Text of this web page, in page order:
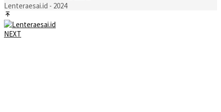
Lenteraesai.id - 2024
NEXT